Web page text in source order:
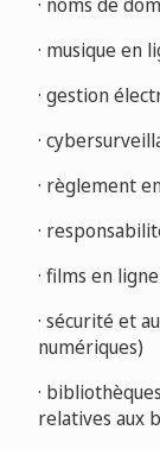
· musique en
· gestion
·
· règlement
·
· films en ligne
· sécurité et
numériques)
·
relatives aux